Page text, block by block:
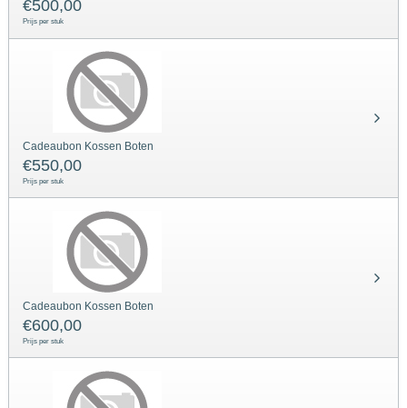
€500,00
Prijs per stuk
Cadeaubon Kossen Boten
€550,00
Prijs per stuk
Cadeaubon Kossen Boten
€600,00
Prijs per stuk